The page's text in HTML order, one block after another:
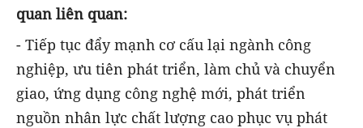
quan liên quan:
- Tiếp tục đẩy mạnh cơ cấu lại ngành công
nghiệp, ưu tiên phát triển, làm chủ và chuyển
giao, ứng dụng công nghệ mới, phát triển
nguồn nhân lực chất lượng cao phục vụ phát